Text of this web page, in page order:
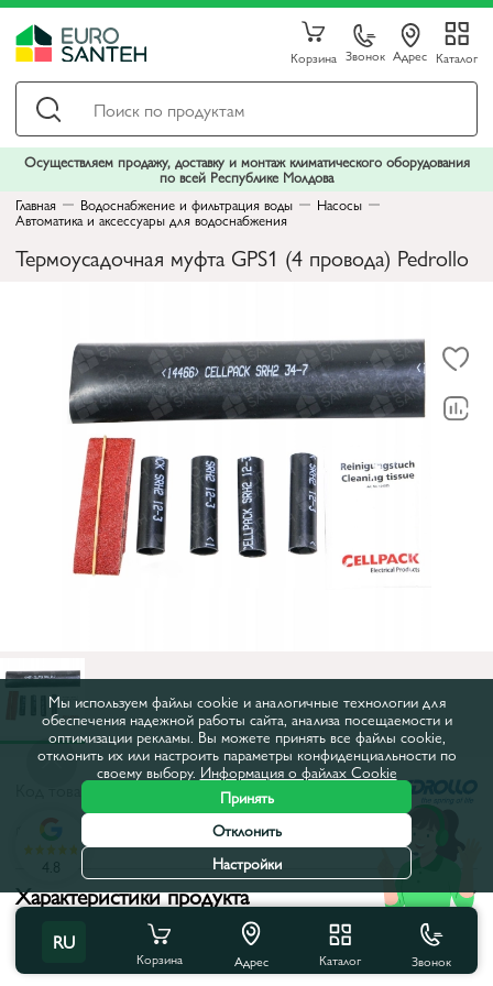
Корзина Звонок Адрес Каталог
Осуществляем продажу, доставку и монтаж климатического оборудования
по всей Республике Молдова
Главная
Водоснабжение и фильтрация воды Насосы
Автоматика и аксессуары для водоснабжения
Термоусадочная муфта GPS1 (4 провода) Pedrollo
Код товара:
Все характеристики
Характеристики продукта
Страна бренда:
Италия
RU
Корзина Адрес Каталог Звонок
4.8
Мы используем файлы cookie и аналогичные технологии для
обеспечения надежной работы сайта, анализа посещаемости и
оптимизации рекламы. Вы можете принять все файлы cookie,
отклонить их или настроить параметры конфиденциальности по
своему выбору. Информация о файлах Cookie
Принять
Отклонить
Настройки